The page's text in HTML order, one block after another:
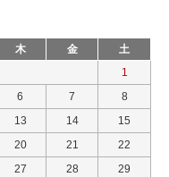
木 金 土
1
6 7
8
13 14
15
20 21
22
27 28
29